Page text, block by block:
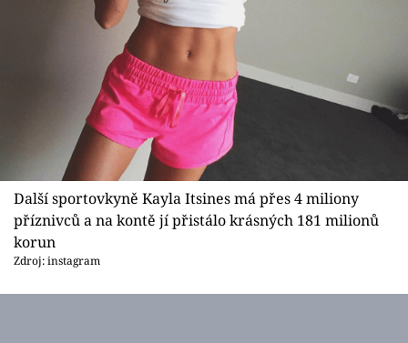
Další sportovkyně Kayla Itsines má přes 4 miliony
příznivců a na kontě jí přistálo krásných 181 milionů
korun
Zdroj: instagram